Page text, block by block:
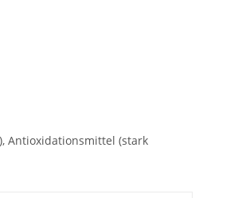
Antioxidationsmittel (stark